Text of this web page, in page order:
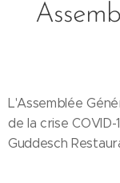
L'Assemblée
de la crise
Guddesch